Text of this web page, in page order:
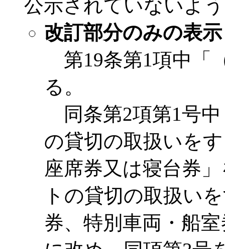
公示されていないよ
改訂部分のみの表示
第19条第1項中「
る。
同条第2項第1号
の貸切の取扱いを
座席券又は寝台券
トの貸切の取扱い
券、特別車両・船